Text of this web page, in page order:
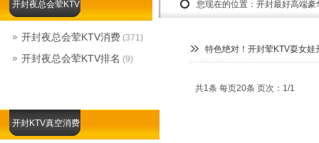
您现在的位置： 开封最好高端豪
开封KTV真空消费
特色绝对！开封荤KTV耍女
共1条 每页20条 页次：1/1
开封夜总会荤KTV
开封夜总会荤KTV消费 (371)
开封夜总会荤KTV排名 (9)